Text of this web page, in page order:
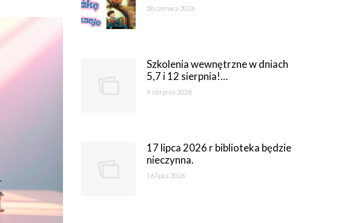
18 czerwca 2026
Szkolenia wewnętrzne w dniach
5,7 i 12 sierpnia!…
4 sierpnia 2026
17 lipca 2026 r biblioteka będzie
nieczynna.
16 lipca 2026